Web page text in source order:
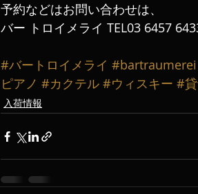
予約などはお問い合わせは、
バー トロイメライ TEL03 6457
#バートロイメライ #bartraumerei
ピアノ #カクテル #ウィスキー #
入荷情報